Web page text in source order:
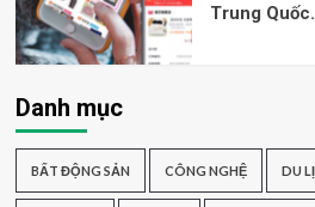
Trung Quốc.
Danh mục
BẤT ĐỘNG SẢN CÔNG NGHỆ DU